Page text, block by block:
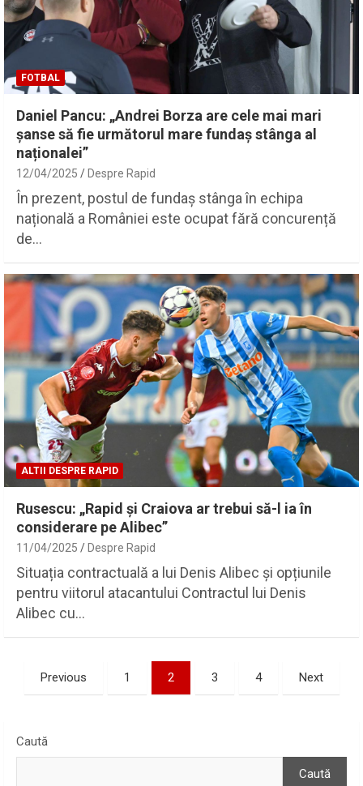
FOTBAL
Daniel Pancu: „Andrei Borza are cele mai mari
șanse să fie următorul mare fundaș stânga al
naționalei”
12/04/2025 Despre Rapid
În prezent, postul de fundaș stânga în echipa
națională a României este ocupat fără concurență
de…
ALTII DESPRE RAPID
Rusescu: „Rapid și Craiova ar trebui să-l ia în
considerare pe Alibec”
11/04/2025 Despre Rapid
Situația contractuală a lui Denis Alibec și opțiunile
pentru viitorul atacantului Contractul lui Denis
Alibec cu…
Paginație
articole
Previous 1 2 3 4 Next
Caută
Caută